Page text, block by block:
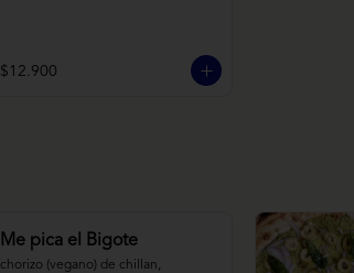
$12.900
Me pica el Bigote
chorizo (vegano) de chillan,